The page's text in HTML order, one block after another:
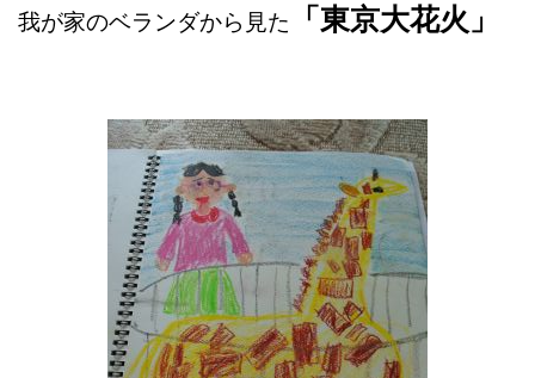
我が家のベランダから見た 「東京大花火」